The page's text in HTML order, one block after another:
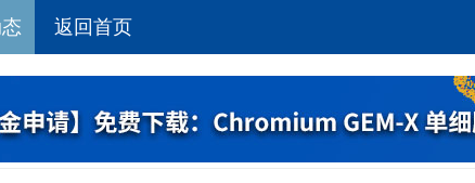
返回首页